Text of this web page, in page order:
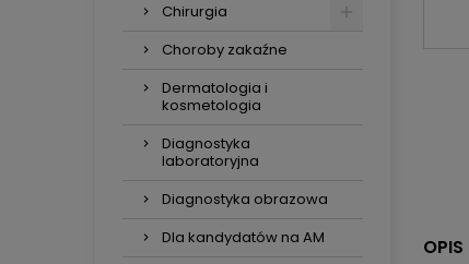
Chirurgia
Choroby zakaźne
Dermatologia i
kosmetologia
Diagnostyka
laboratoryjna
Diagnostyka obrazowa
Dla kandydatów na AM
OPIS